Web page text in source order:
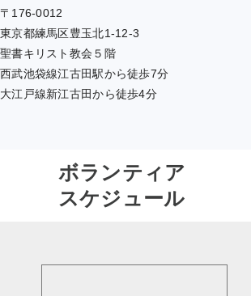
〒176-0012
東京都練馬区豊玉北1-12-3
聖書キリスト教会５階
西武池袋線江古田駅から徒歩7分
大江戸線新江古田から徒歩4分
ボランティア
スケジュール